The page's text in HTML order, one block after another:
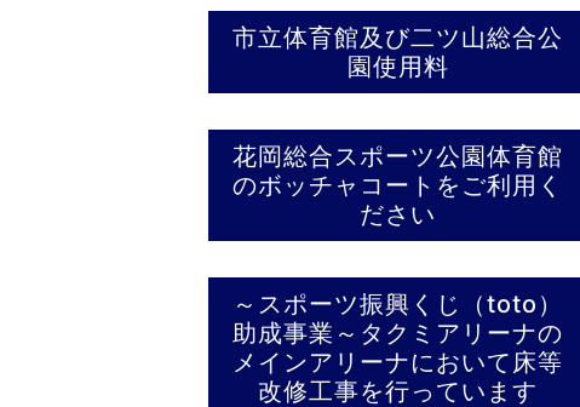
市立体育館及び二ツ山総合公
園使用料
花岡総合スポーツ公園体育館
のボッチャコートをご利用く
ださい
～スポーツ振興くじ（toto）
助成事業～タクミアリーナの
メインアリーナにおいて床等
改修工事を行っています